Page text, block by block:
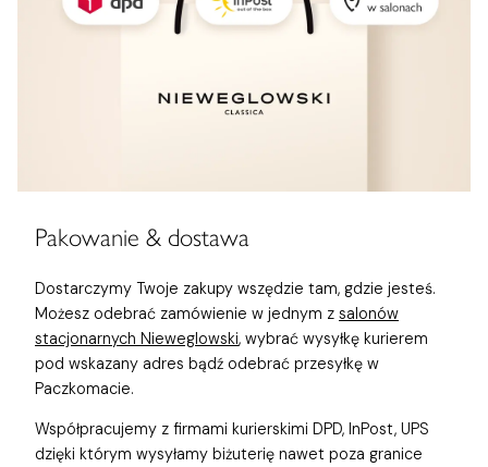
Pakowanie & dostawa
Dostarczymy Twoje zakupy wszędzie tam, gdzie jesteś.
Możesz odebrać zamówienie w jednym z salonów
stacjonarnych Nieweglowski, wybrać wysyłkę kurierem
pod wskazany adres bądź odebrać przesyłkę w
Paczkomacie.
Współpracujemy z firmami kurierskimi DPD, InPost, UPS
dzięki którym wysyłamy biżuterię nawet poza granice